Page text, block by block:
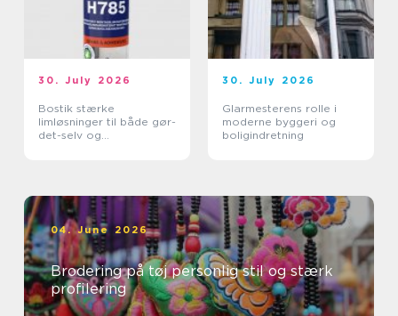
30. July 2026
Bostik stærke
limløsninger til både gør-
det-selv og
30. July 2026
Glarmesterens rolle i
moderne byggeri og
boligindretning
04. June 2026
Brodering på tøj personlig stil og stærk
profilering